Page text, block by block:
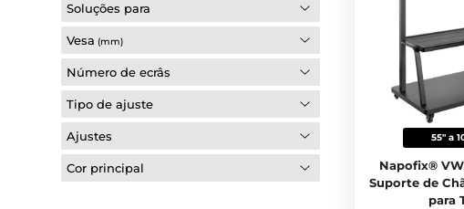
Soluções para
Vesa (mm)
Número de ecrâs
Tipo de ajuste
Ajustes
Cor principal
55" a
Napofix®
Suporte de
para